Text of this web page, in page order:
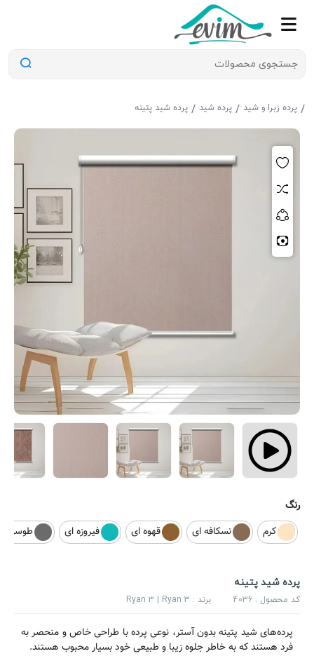
/ پرده زبرا و شید / پرده شید / پرده شید پتینه
رنگ
کرم
نسکافه ای قهوه ای فیروزه ای طوسی
پرده شید پتینه
کد محصول : 4036 برند : Ryan 3 | Ryan 3
پرده‌های شید پتینه بدون آستر، نوعی پرده با طراحی خاص و منحصر به
فرد هستند که به خاطر جلوه زیبا و طبیعی خود بسیار محبوب هستند.